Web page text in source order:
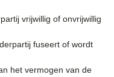
vrijwillig of onvrijwillig
fuseert of wordt
het vermogen van de